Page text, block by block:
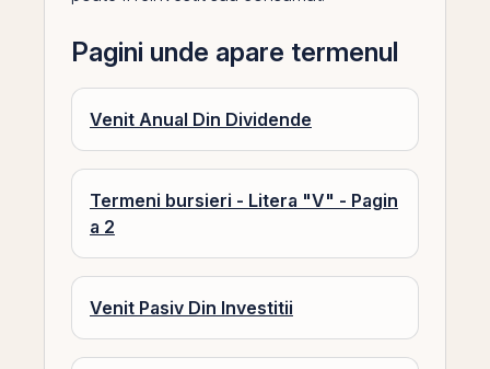
Pagini unde apare termenul
Venit Anual Din Dividende
Termeni bursieri - Litera "V" - Pagin
a 2
Venit Pasiv Din Investitii